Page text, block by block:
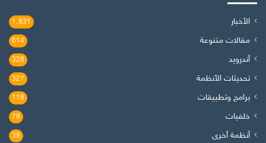
الأخبار 1٬931
مقالات متنوعة 614
أندرويد 328
تحديثات الأنظمة 327
برامج وتطبيقات 118
خلفيات 78
أنظمة أخرى 38